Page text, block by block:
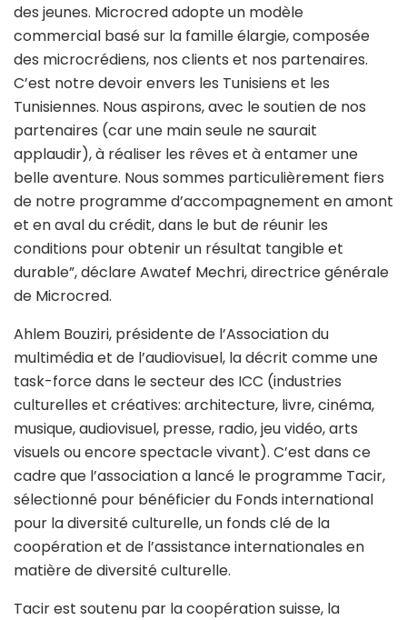
des jeunes. Microcred adopte un modèle
commercial basé sur la famille élargie, composée
des microcrédiens, nos clients et nos partenaires.
C’est notre devoir envers les Tunisiens et les
Tunisiennes. Nous aspirons, avec le soutien de nos
partenaires (car une main seule ne saurait
applaudir), à réaliser les rêves et à entamer une
belle aventure. Nous sommes particulièrement fiers
de notre programme d’accompagnement en amont
et en aval du crédit, dans le but de réunir les
conditions pour obtenir un résultat tangible et
durable”, déclare Awatef Mechri, directrice générale
de Microcred.
Ahlem Bouziri, présidente de l’Association du
multimédia et de l’audiovisuel, la décrit comme une
task-force dans le secteur des ICC (industries
culturelles et créatives: architecture, livre, cinéma,
musique, audiovisuel, presse, radio, jeu vidéo, arts
visuels ou encore spectacle vivant). C’est dans ce
cadre que l’association a lancé le programme Tacir,
sélectionné pour bénéficier du Fonds international
pour la diversité culturelle, un fonds clé de la
coopération et de l’assistance internationales en
matière de diversité culturelle.
Tacir est soutenu par la coopération suisse, la